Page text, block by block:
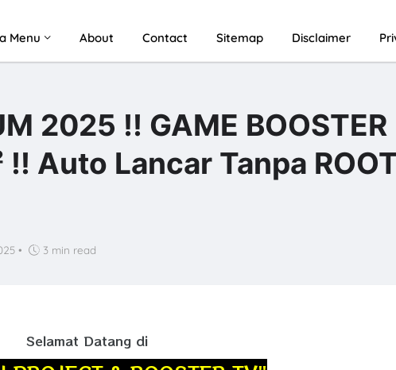
Menu About Contact Sitemap Disclaimer
2025 ‼️ GAME BOOSTER
‼️ Auto Lancar Tanpa
• 3 min read
Selamat Datang di